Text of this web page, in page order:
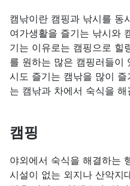
캠낚이란 캠핑과 낚시를 동
여가생활을 즐기는 낚시와
기는 이유로는 캠핑으로 힐
를 원하는 많은 캠핑러들이
시도 즐기는 캠낚을 많이
는 캠낚과 차에서 숙식을
캠핑
야외에서 숙식을 해결하는
시설이 없는 외지나 산악지